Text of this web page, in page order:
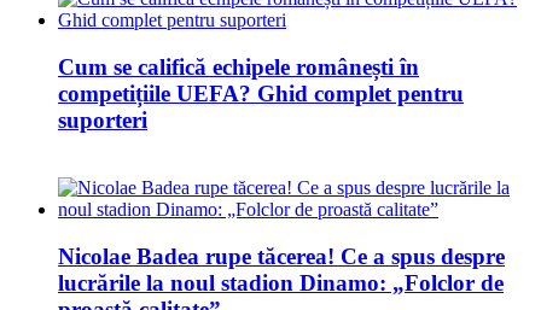
Cum se califică echipele românești în
competițiile UEFA? Ghid complet pentru
suporteri
Nicolae Badea rupe tăcerea! Ce a spus despre
lucrările la noul stadion Dinamo: „Folclor de